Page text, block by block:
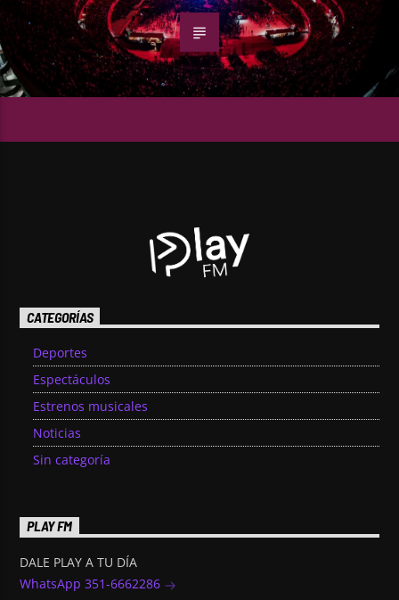
CATEGORÍAS
Deportes
Espectáculos
Estrenos musicales
Noticias
Sin categoría
PLAY FM
DALE PLAY A TU DÍA
WhatsApp 351-6662286